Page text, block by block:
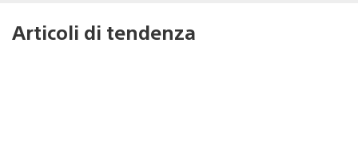
Articoli di tendenza